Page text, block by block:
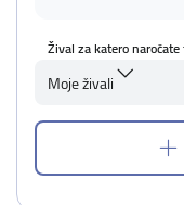
Žival za katero
Moje živali